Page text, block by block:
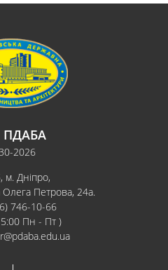
ПДАБА
2026
м. Дніпро,
Олега Петрова, 24а.
746-10-66
Пн - Пт )